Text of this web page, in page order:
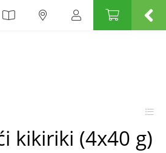
kikiriki (4x40 g)